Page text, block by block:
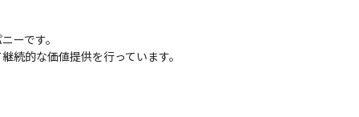
ーです。
続的な価値提供を行っています。